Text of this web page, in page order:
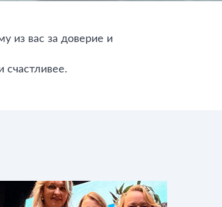
из вас за доверие и